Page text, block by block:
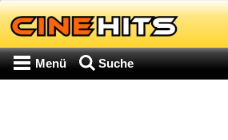
Menü Suche